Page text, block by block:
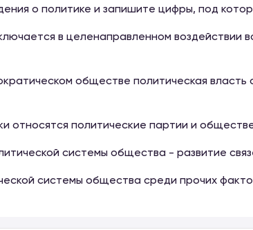
о политике и запишите цифры, под
в целенаправленном воздействии
обществе политическая власть
относятся политические партии и
системы общества - развитие
системы общества среди прочих